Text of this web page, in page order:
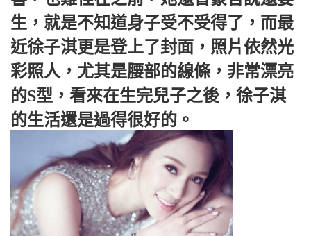
生，就是不知道身子受不受得了，而最
近徐子淇更是登上了封面，照片依然光
彩照人，尤其是腰部的線條，非常漂亮
的S型，看來在生完兒子之後，徐子淇
的生活還是過得很好的。